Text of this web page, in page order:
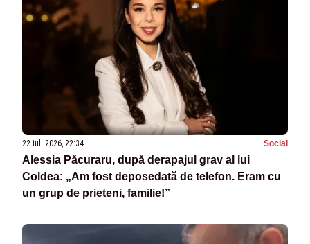
22 iul. 2026, 22:34 Social
Alessia Păcuraru, după derapajul grav al lui
Coldea: „Am fost deposedată de telefon. Eram cu
un grup de prieteni, familie!”